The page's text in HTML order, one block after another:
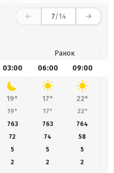
7/14
Ранок
03:00 06:00 09:00
19° 17° 22°
19° 17° 22°
763 763 764
72 74 58
5 5
5
2 2 2